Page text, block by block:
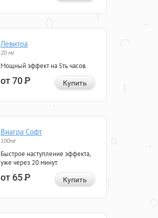
Левитра
20 мг
Мощный эффект на 5ть часов.
от 70Р Купить
Виагра Софт
100мг
Быстрое наступление эффекта,
уже через 20 минут.
от 65Р Купить